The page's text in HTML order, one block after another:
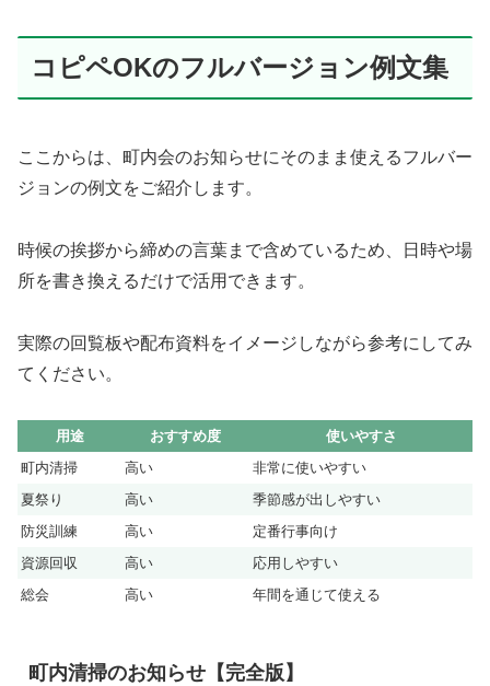
コピペOKのフルバージョン例文集
ここからは、町内会のお知らせにそのまま使えるフルバー
ジョンの例文をご紹介します。
時候の挨拶から締めの言葉まで含めているため、日時や場
所を書き換えるだけで活用できます。
実際の回覧板や配布資料をイメージしながら参考にしてみ
てください。
用途 おすすめ度
使いやすさ
町内清掃
高い
非常に使いやすい
夏祭り
高い
季節感が出しやすい
防災訓練
高い
定番行事向け
資源回収
高い
応用しやすい
総会
高い 年間を通じて使える
町内清掃のお知らせ【完全版】